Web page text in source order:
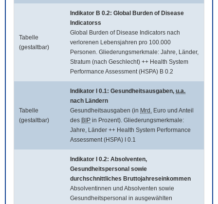
Tabelle
(gestaltbar)
Indikator B 0.2: Global Burden of Disease
Indicatorss
Global Burden of Disease Indicators nach
verlorenen Lebensjahren pro 100.000
Personen. Gliederungsmerkmale: Jahre, Länder,
Stratum (nach Geschlecht) ++ Health System
Performance Assessment (HSPA) B 0.2
Tabelle
(gestaltbar)
Indikator I 0.1: Gesundheitsausgaben, u.a.
nach Ländern
Gesundheitsausgaben (in Mrd. Euro und Anteil
des BIP in Prozent). Gliederungsmerkmale:
Jahre, Länder ++ Health System Performance
Assessment (HSPA) I 0.1
Indikator I 0.2: Absolventen,
Gesundheitspersonal sowie
durchschnittliches Bruttojahreseinkommen
Absolventinnen und Absolventen sowie
Gesundheitspersonal in ausgewählten